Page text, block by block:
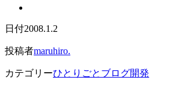
日付2008.1.2
投稿者maruhiro.
カテゴリーひとりごと ブログ開発